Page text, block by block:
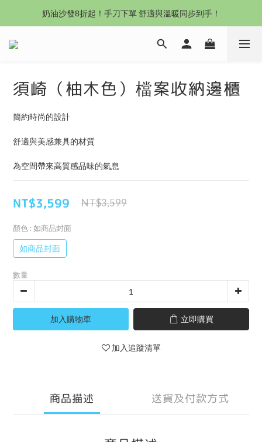
沙發新登場｜想躺就躺，頭等艙到商務艙一次擁有
奶油沙發8折起！手刀下單 舒適與溫暖同步到手！
Outlet專區：期間限定，驚喜下殺中！
須崎（柚木色）檔案收納邊櫃
簡約時尚的設計
舒適與美感兼具的材質
為空間帶來高質感品味的氣息
NT$3,599 NT$3,599
顏色 : 如商品封面
如商品封面
數量
加入購物車 立即購買
加入追蹤清單
商品描述 送貨及付款方式